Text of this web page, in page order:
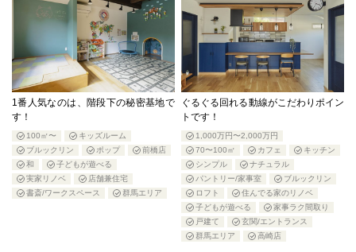
1番人気なのは、階段下の秘密基地で
す！
100㎡〜
キッズルーム
ブルックリン
ポップ
前橋店
和
子どもが遊べる
実家リノベ
店舗兼住宅
書斎/ワークスペース
群馬エリア
ぐるぐる回れる動線がこだわりポイン
トです！
1,000万円〜2,000万円
70〜100㎡
カフェ
キッチン
シンプル
ナチュラル
パントリー/家事室
ブルックリン
ロフト
住んでる家のリノベ
子どもが遊べる
家事ラク間取り
戸建て
玄関/エントランス
群馬エリア
高崎店